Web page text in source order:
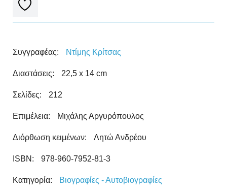
Συγγραφέας: Ντίμης Κρίτσας
Διαστάσεις: 22,5 x 14 cm
Σελίδες: 212
Επιμέλεια: Μιχάλης Αργυρόπουλος
Διόρθωση κειμένων: Λητώ Ανδρέου
ISBN: 978-960-7952-81-3
Κατηγορία: Βιογραφίες - Αυτοβιογραφίες